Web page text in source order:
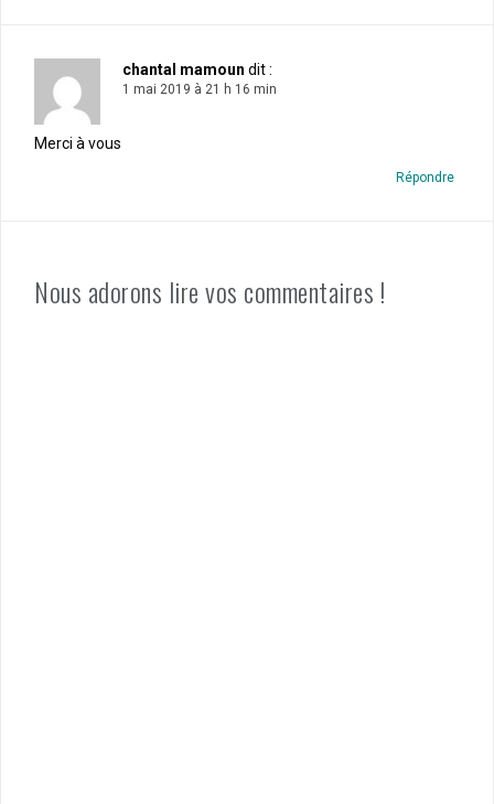
chantal mamoun dit :
1 mai 2019 à 21 h 16 min
Merci à vous
Répondre
Nous adorons lire vos commentaires !